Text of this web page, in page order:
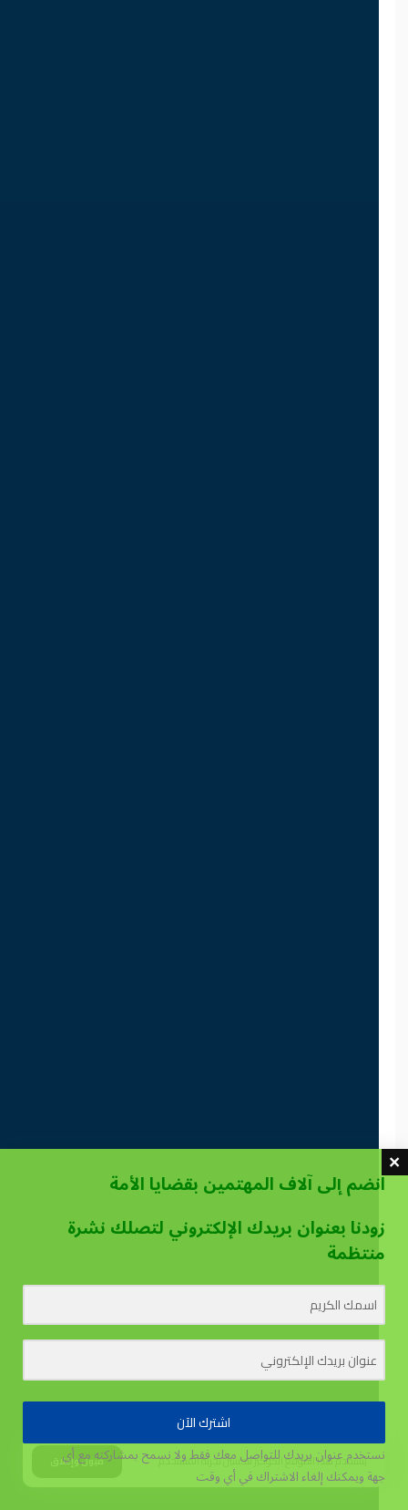
يستخدم هذا الموقع الكوكيز لتحسين تجربة المستخدم. قبول وإغلاق
انضم إلى آلاف المهتمين بقضايا الأمة
زودنا بعنوان بريدك الإلكتروني لتصلك نشرة
منتظمة
اشترك الآن
نستخدم عنوان بريدك للتواصل معك فقط ولا نسمح بمشاركته مع أي
جهةويمكنك إلغاء الاشتراك في أي وقت